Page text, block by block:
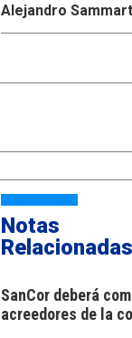
Alejandro
Notas
Relacionadas
SanCor deberá
acreedores de la